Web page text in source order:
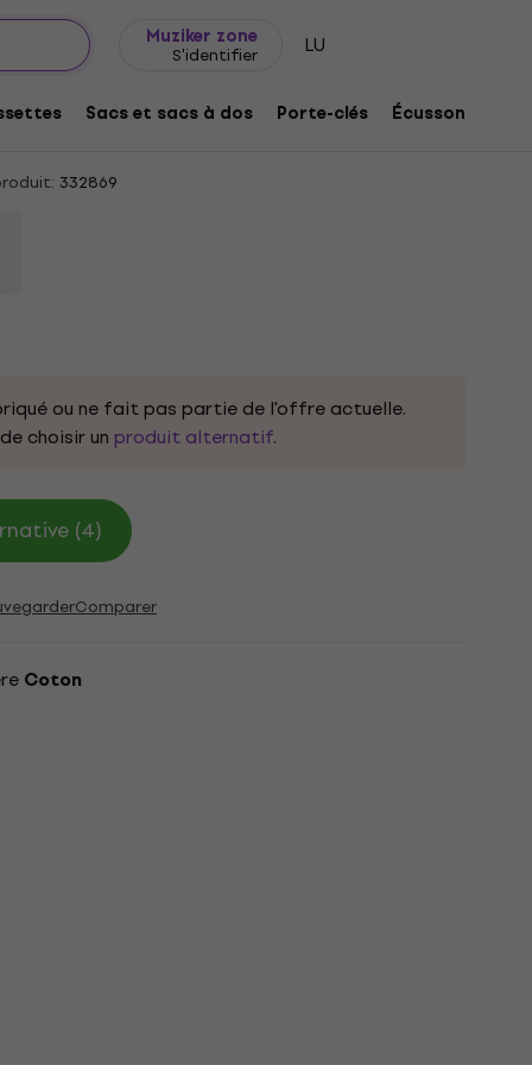
Muziker zone
S'identifier LU
Sacs et sacs à dos Porte-clés Écussons/
Truck Black L T-shirt
332869
ou ne fait pas partie de l'offre actuelle.
choisir un produit alternatif.
(4)
Comparer
Coton